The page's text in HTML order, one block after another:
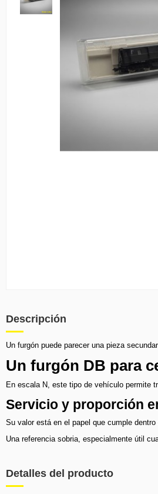
Descripción
Un furgón puede parecer una pieza
Un furgón DB para
En escala N, este tipo de vehículo permite
Servicio y proporción
Su valor está en el papel que cumple
Una referencia sobria, especialmente útil
Detalles del producto